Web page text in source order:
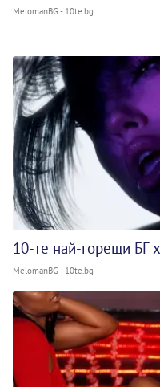
MelomanBG - 10te.bg
10-те най-горещи БГ
MelomanBG - 10te.bg